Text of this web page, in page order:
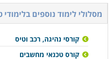
מסלולי לימוד נוספים בלימודי
קורסי נהיגה, רכב וטיס
קורס טכנאי מחשבים